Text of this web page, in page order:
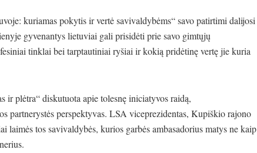
kuriamas pokytis ir vertė savivaldybėms“ savo patirtimi dalijosi
gyvenantys lietuviai gali prisidėti prie savo gimtųjų
tinklai bei tarptautiniai ryšiai ir kokią pridėtinę vertę jie kuria
ir plėtra“ diskutuota apie tolesnę iniciatyvos raidą,
partnerystės perspektyvas. LSA viceprezidentas, Kupiškio rajono
laimės tos savivaldybės, kurios garbės ambasadorius matys ne kaip